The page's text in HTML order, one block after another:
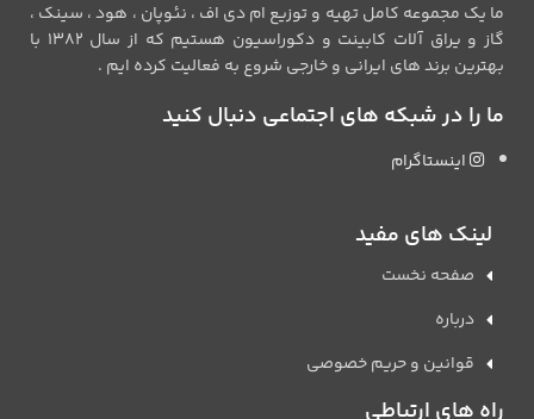
ما یک مجموعه کامل تهیه و توزیع ام دی اف ، نئوپان ، هود ، سینک ،
گاز و یراق آلات کابینت و دکوراسیون هستیم که از سال 1382 با
بهترین برند های ایرانی و خارجی شروع به فعالیت کرده ایم .
ما را در شبکه های اجتماعی دنبال کنید
اینستاگرام
لینک های مفید
صفحه نخست
درباره
قوانین و حریم خصوصی
راه های ارتباطی